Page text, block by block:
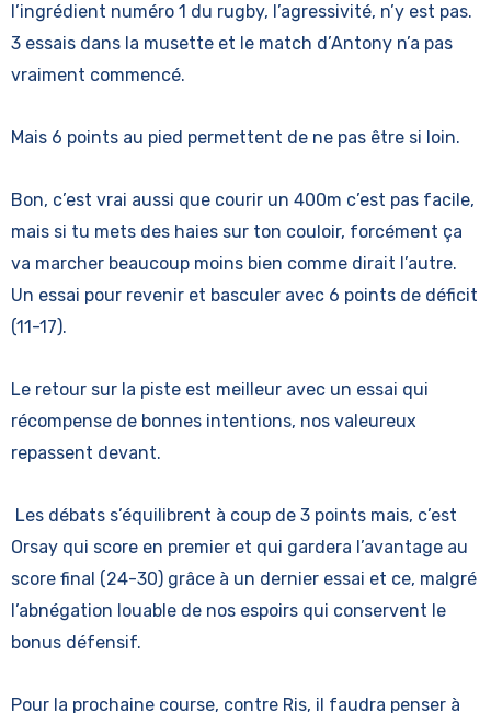
l’ingrédient numéro 1 du rugby, l’agressivité, n’y est pas.
3 essais dans la musette et le match d’Antony n’a pas
vraiment commencé.
Mais 6 points au pied permettent de ne pas être si loin.
Bon, c’est vrai aussi que courir un 400m c’est pas facile,
mais si tu mets des haies sur ton couloir, forcément ça
va marcher beaucoup moins bien comme dirait l’autre.
Un essai pour revenir et basculer avec 6 points de déficit
(11-17).
Le retour sur la piste est meilleur avec un essai qui
récompense de bonnes intentions, nos valeureux
repassent devant.
Les débats s’équilibrent à coup de 3 points mais, c’est
Orsay qui score en premier et qui gardera l’avantage au
score final (24-30) grâce à un dernier essai et ce, malgré
l’abnégation louable de nos espoirs qui conservent le
bonus défensif.
Pour la prochaine course, contre Ris, il faudra penser à